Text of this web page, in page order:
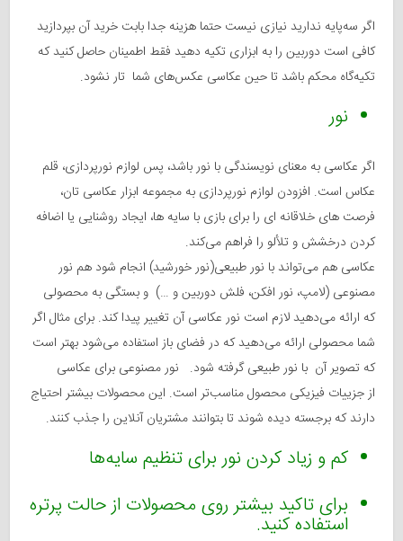
اگر سه‌پایه ندارید نیازی نیست حتما هزینه جدا بابت خرید آن بپردازید
کافی است دوربین را به ابزاری تکیه دهید فقط اطمینان حاصل کنید که
تکیه‌گاه محکم باشد تا حین عکاسی عکس‌های شما تار نشود.
نور
اگر عکاسی به معنای نویسندگی با نور باشد، پس لوازم نورپردازی، قلم
عکاس است. افزودن لوازم نورپردازی به مجموعه ابزار عکاسی تان،
فرصت های خلاقانه ای را برای بازی با سایه ها، ایجاد روشنایی یا اضافه
کردن درخشش و تلألو را فراهم می‌کند.
عکاسی هم می‌تواند با نور طبیعی(نور خورشید) انجام شود هم نور
مصنوعی (لامپ، نور افکن، فلش دوربین و …) و بستگی به محصولی
که ارائه می‌دهید لازم است نور عکاسی آن تغییر پیدا کند. برای مثال اگر
شما محصولی ارائه می‌دهید که در فضای باز استفاده می‌شود بهتر است
که تصویر آن با نور طبیعی گرفته شود. نور مصنوعی برای عکاسی
از جزییات فیزیکی محصول مناسب‌تر است. این محصولات بیشتر احتیاج
دارند که برجسته دیده شوند تا بتوانند مشتریان آنلاین را جذب کنند.
کم و زیاد کردن نور برای تنظیم سایه‌ها
برای تاکید بیشتر روی محصولات از حالت پرتره
استفاده کنید.